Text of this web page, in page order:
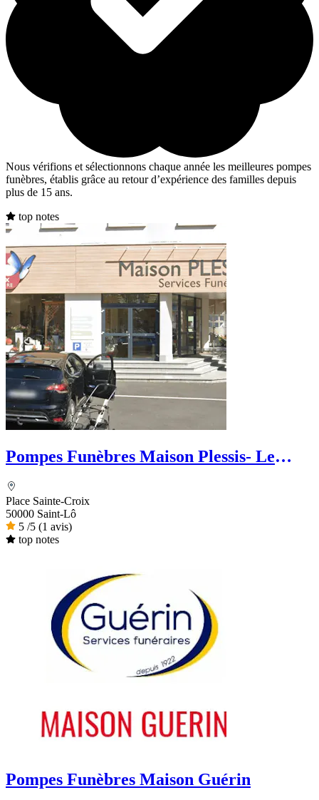
Nous vérifions et sélectionnons chaque année les meilleures pompes
funèbres, établis grâce au retour d’expérience des familles depuis
plus de 15 ans.
top notes
Pompes Funèbres Maison Plessis- Le
Place Sainte-Croix
50000 Saint-Lô
5 /5 (1 avis)
top notes
Pompes Funèbres Maison Guérin